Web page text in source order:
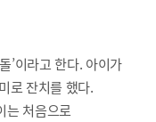
’이라고 한다. 아이가
로 잔치를 했다.
는 처음으로